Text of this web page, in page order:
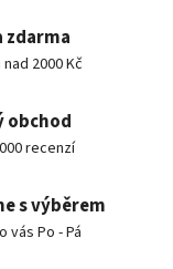
zdarma
2000 Kč
obchod
recenzí
s výběrem
vás Po - Pá